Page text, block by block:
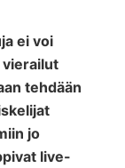
ei voi
vierailut
tehdään
jo
live-